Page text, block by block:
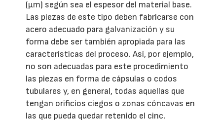
(μm) según sea el espesor del material base.
Las piezas de este tipo deben fabricarse con
acero adecuado para galvanización y su
forma debe ser también apropiada para las
características del proceso. Así, por ejemplo,
no son adecuadas para este procedimiento
las piezas en forma de cápsulas o codos
tubulares y, en general, todas aquellas que
tengan orificios ciegos o zonas cóncavas en
las que pueda quedar retenido el cinc.